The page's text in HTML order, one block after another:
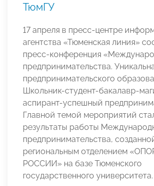
ТюмГУ
17 апреля в пресс-центре
агентства «Тюменская линия»
пресс-конференция
предпринимательства.
предпринимательского
Школьник-студент-бакалавр-
аспирант-успешный
Главной темой мероприятий
результаты работы
предпринимательства,
региональным отделением
РОССИИ» на базе Тюменского
государственного университета.